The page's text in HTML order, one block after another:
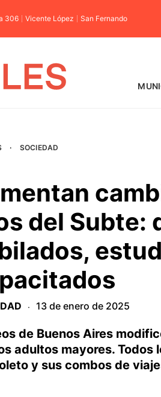
306 Vicente López San Fernando
· SOCIEDAD
del Subte:
· 13 de enero de 2025
de Buenos Aires
adultos mayores.
y sus combos de